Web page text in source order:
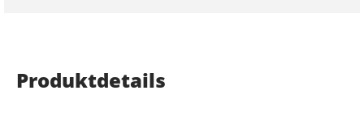
Produktdetails